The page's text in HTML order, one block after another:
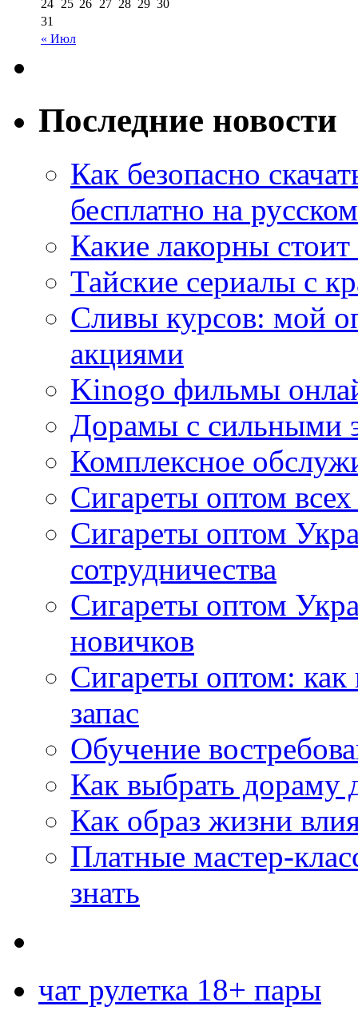
« Июл
24 25 26 27 28 29 30
31
Последние новости
Как безопасно
бесплатно на
Какие лакорны
Тайские сериалы с
Сливы курсов: мой
акциями
Kinogo фильмы
Дорамы с сильными
Комплексное
Сигареты оптом
Сигареты оптом
сотрудничества
Сигареты оптом
новичков
Сигареты оптом:
запас
Обучение
Как выбрать дораму
Как образ жизни
Платные мастер-
знать
чат рулетка 18+ пары